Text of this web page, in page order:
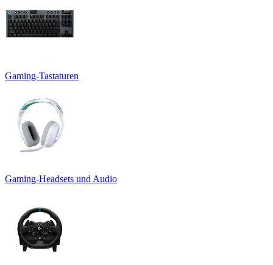
Gaming-Tastaturen
Gaming-Headsets und Audio